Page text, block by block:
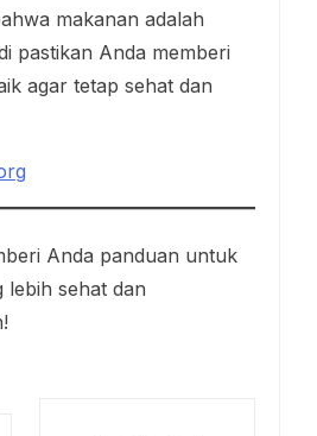
makanan adalah
pastikan Anda memberi
agar tetap sehat dan
Anda panduan untuk
lebih sehat dan